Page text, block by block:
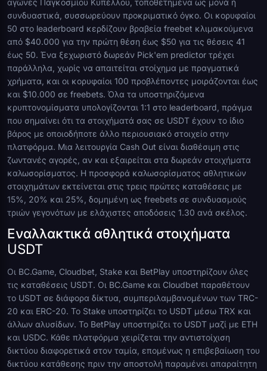
αγώνες Παγκοσμίου Κυπέλλου, τοποθετημένα ως μονά ή
συνδυαστικά, συσσωρεύουν προκριματικό όγκο. Οι κορυφαίοι
50 στο leaderboard κερδίζουν βραβεία freebet κλιμακούμενα
από $40.000 για την πρώτη θέση έως $50 για τις θέσεις 41
έως 50. Ένα ξεχωριστό δωρεάν Pick'em predictor τρέχει
παράλληλα, χωρίς να απαιτείται στοίχημα με πραγματικά
χρήματα, και οι κορυφαίοι 100 προβλέποντες μοιράζονται έως
και $10.000 σε freebets. Όλα τα υποστηριζόμενα
κρυπτονομίσματα υπολογίζονται 1:1 στο leaderboard, πράγμα
που σημαίνει ότι τα στοιχήματά σας σε USDT έχουν το ίδιο
βάρος με οποιοδήποτε άλλο περιουσιακό στοιχείο στην
πλατφόρμα. Μια λειτουργία Cash Out είναι διαθέσιμη στις
ζωντανές αγορές, αν και εξαιρείται στα δωρεάν στοιχήματα
καλωσορίσματος. Η προσφορά καλωσορίσματος αθλητικών
στοιχημάτων εκτείνεται στις τρεις πρώτες καταθέσεις με
15%, 20% και 25%, δομημένη ως freebets σε συνδυασμούς
τριών γεγονότων με ελάχιστες αποδόσεις 1.30 ανά σκέλος.
Εναλλακτικά αθλητικά στοιχήματα
USDT
Οι BC.Game, Cloudbet, Stake και BetPlay υποστηρίζουν όλες
τις καταθέσεις USDT. Οι BC.Game και Cloudbet παραθέτουν
το USDT σε διάφορα δίκτυα, συμπεριλαμβανομένων των TRC-
20 και ERC-20. Το Stake υποστηρίζει το USDT μέσω TRX και
άλλων αλυσίδων. Το BetPlay υποστηρίζει το USDT μαζί με ETH
και USDC. Κάθε πλατφόρμα χειρίζεται την αντιστοίχιση
δικτύου διαφορετικά στον ταμία, επομένως η επιβεβαίωση του
δικτύου κατάθεσης πριν την αποστολή παραμένει απαραίτητη